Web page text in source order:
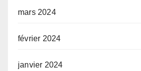
mars 2024
février 2024
janvier 2024